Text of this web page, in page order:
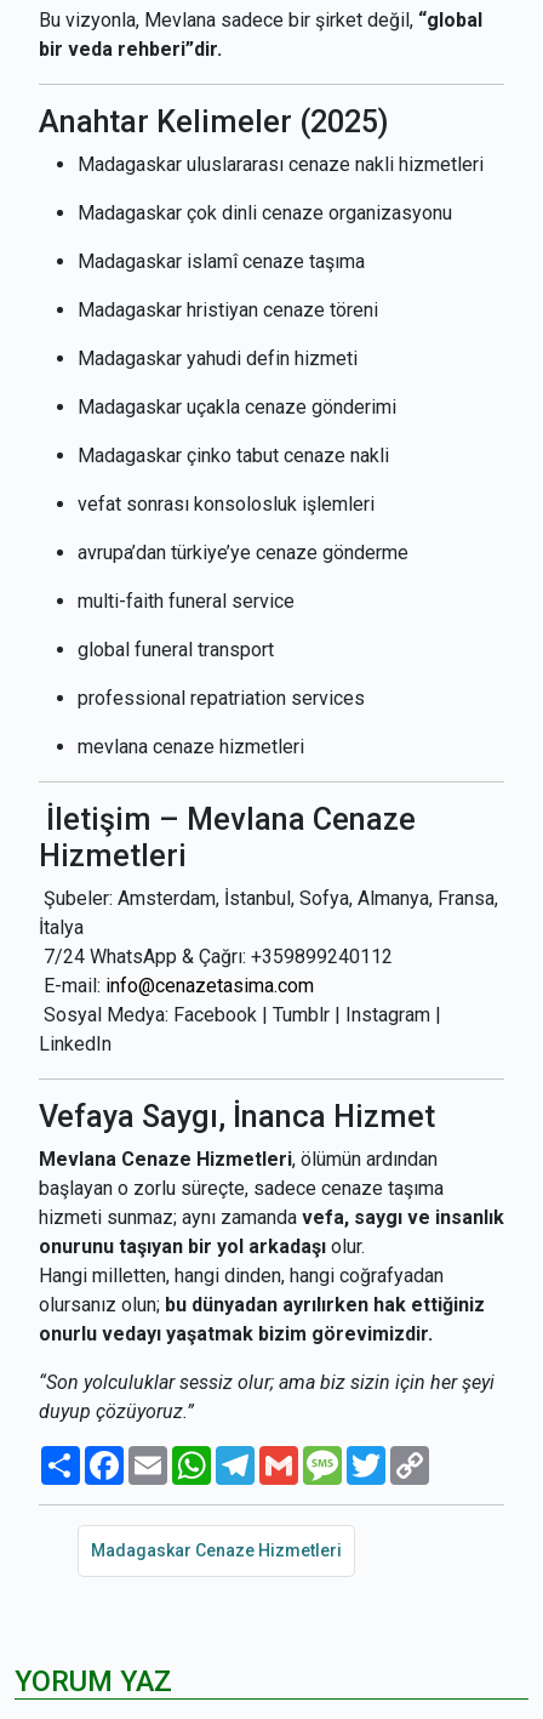
Bu vizyonla, Mevlana sadece bir şirket değil, “global
bir veda rehberi”dir.
Anahtar Kelimeler (2025)
Madagaskar uluslararası cenaze nakli hizmetleri
Madagaskar çok dinli cenaze organizasyonu
Madagaskar islamî cenaze taşıma
Madagaskar hristiyan cenaze töreni
Madagaskar yahudi defin hizmeti
Madagaskar uçakla cenaze gönderimi
Madagaskar çinko tabut cenaze nakli
vefat sonrası konsolosluk işlemleri
avrupa’dan türkiye’ye cenaze gönderme
multi-faith funeral service
global funeral transport
professional repatriation services
mevlana cenaze hizmetleri
İletişim – Mevlana Cenaze
Hizmetleri
Şubeler: Amsterdam, İstanbul, Sofya, Almanya, Fransa,
İtalya
7/24 WhatsApp & Çağrı: +359899240112
E-mail: info@cenazetasima.com
Sosyal Medya: Facebook | Tumblr | Instagram |
LinkedIn
Vefaya Saygı, İnanca Hizmet
Mevlana Cenaze Hizmetleri, ölümün ardından
başlayan o zorlu süreçte, sadece cenaze taşıma
hizmeti sunmaz; aynı zamanda vefa, saygı ve insanlık
onurunu taşıyan bir yol arkadaşı olur.
Hangi milletten, hangi dinden, hangi coğrafyadan
olursanız olun; bu dünyadan ayrılırken hak ettiğiniz
onurlu vedayı yaşatmak bizim görevimizdir.
“Son yolculuklar sessiz olur; ama biz sizin için her şeyi
duyup çözüyoruz.”
PaylaşFacebook
Email WhatsAppTelegram
Gmail Message
Twitter
Madagaskar Cenaze Hizmetleri
YORUM YAZ